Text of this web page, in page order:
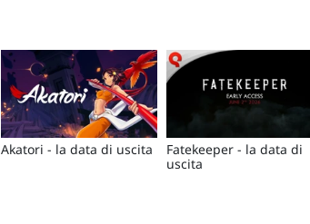
Akatori - la data di uscita
Fatekeeper - la data di
uscita